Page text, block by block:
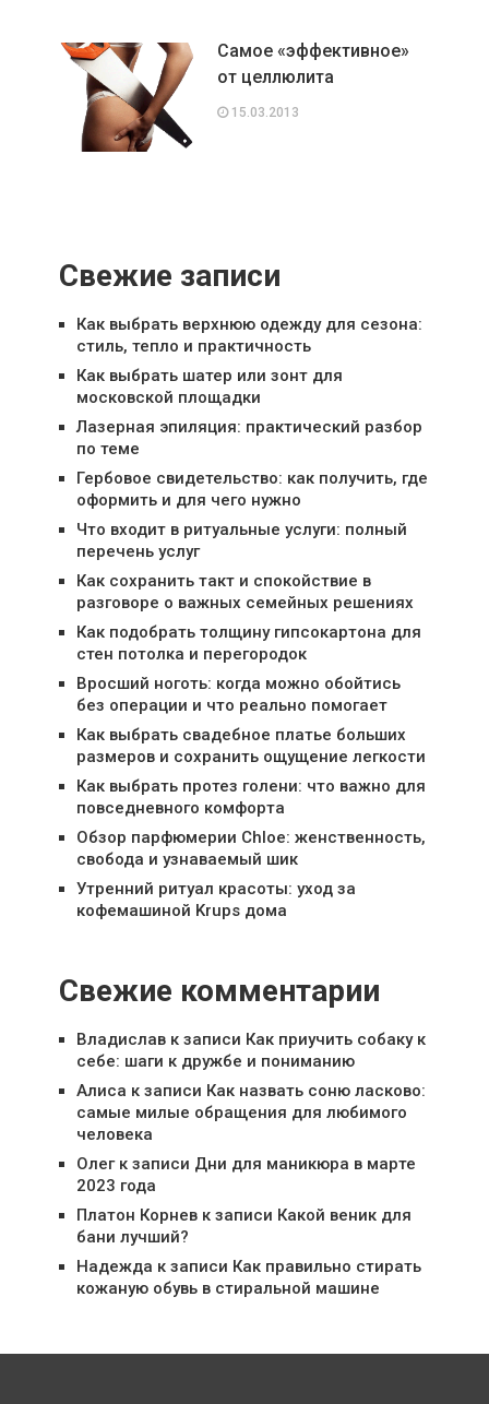
Самое «эффективное»
от целлюлита
15.03.2013
Свежие записи
Как выбрать верхнюю одежду для сезона:
стиль, тепло и практичность
Как выбрать шатер или зонт для
московской площадки
Лазерная эпиляция: практический разбор
по теме
Гербовое свидетельство: как получить, где
оформить и для чего нужно
Что входит в ритуальные услуги: полный
перечень услуг
Как сохранить такт и спокойствие в
разговоре о важных семейных решениях
Как подобрать толщину гипсокартона для
стен потолка и перегородок
Вросший ноготь: когда можно обойтись
без операции и что реально помогает
Как выбрать свадебное платье больших
размеров и сохранить ощущение легкости
Как выбрать протез голени: что важно для
повседневного комфорта
Обзор парфюмерии Chloe: женственность,
свобода и узнаваемый шик
Утренний ритуал красоты: уход за
кофемашиной Krups дома
Свежие комментарии
Владиславк записи Как приучить собаку к
себе: шаги к дружбе и пониманию
Алиса к записи Как назвать соню ласково:
самые милые обращения для любимого
человека
Олегк записи Дни для маникюра в марте
2023 года
Платон Корневк записи Какой веник для
бани лучший?
Надежда к записи Как правильно стирать
кожаную обувь в стиральной машине